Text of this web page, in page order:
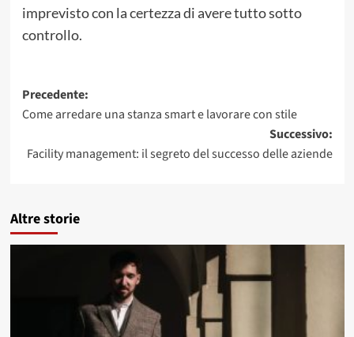
imprevisto con la certezza di avere tutto sotto
controllo.
Navigazione
articolo
Precedente:
Come arredare una stanza smart e lavorare con stile
Successivo:
Facility management: il segreto del successo delle aziende
Altre storie